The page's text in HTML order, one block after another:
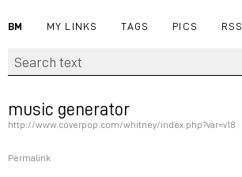
BM MY LINKS TAGS PICS RSS
music generator
http://www.coverpop.com/whitney/index.php?var=v18
Permalink